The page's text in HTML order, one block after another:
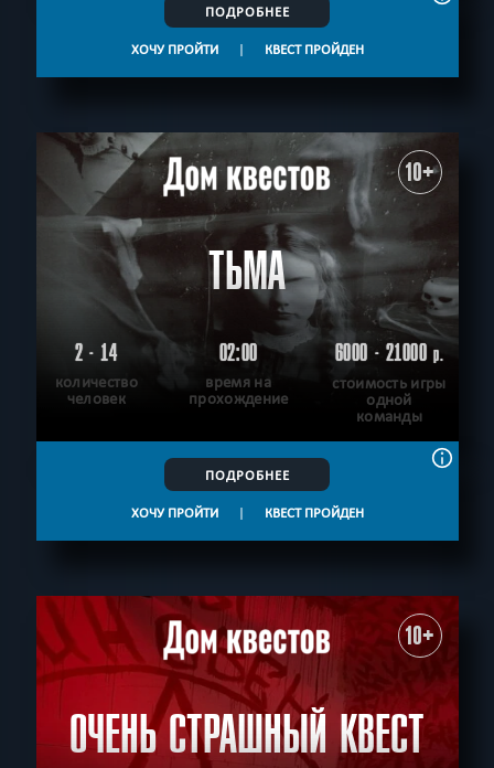
ПОДРОБНЕЕ
ХОЧУ ПРОЙТИ | КВЕСТ ПРОЙДЕН
10+
ТЬМА
2 - 14
количество
человек
02:00
время на
прохождение
6000 - 21000р.
стоимость игры
одной
команды
ПОДРОБНЕЕ
ХОЧУ ПРОЙТИ | КВЕСТ ПРОЙДЕН
10+
ОЧЕНЬ СТРАШНЫЙ КВЕСТ